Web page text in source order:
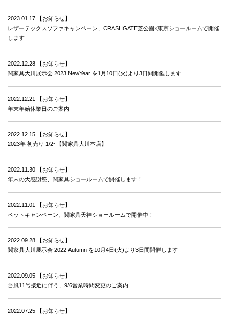
2023.01.17
【お知らせ】
レザーテックスソファキャンペーン、CRASHGATE芝公園×東京ショールームで開催
します
2022.12.28
【お知らせ】
関家具大川展示会 2023 NewYear を1月10日(火)より3日間開催します
2022.12.21
【お知らせ】
年末年始休業日のご案内
2022.12.15
【お知らせ】
2023年 初売り 1/2~【関家具大川本店】
2022.11.30
【お知らせ】
年末の大感謝祭、関家具ショールームで開催します！
2022.11.01
【お知らせ】
ベットキャンペーン、関家具天神ショールームで開催中！
2022.09.28
【お知らせ】
関家具大川展示会 2022 Autumn を10月4日(火)より3日間開催します
2022.09.05
【お知らせ】
台風11号接近に伴う、9/6営業時間変更のご案内
2022.07.25
【お知らせ】